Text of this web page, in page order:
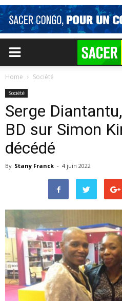
Home Société
Société
Serge
BD sur Simon
décédé
By Stany Franck - 4 juin 2022